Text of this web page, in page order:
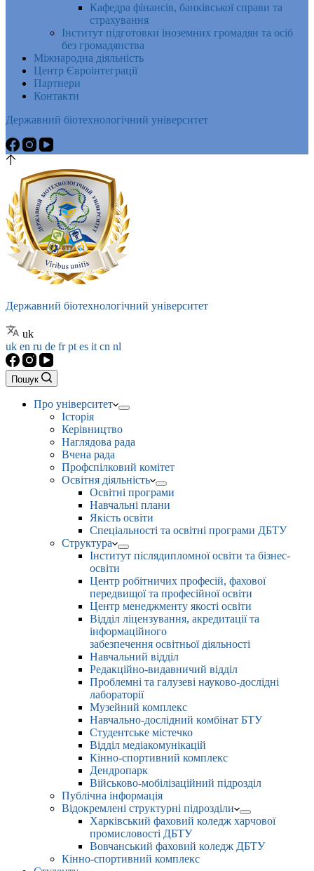
Кафедра фінансів, банківської справи та
страхування
Інститут підготовки іноземних громадян та осіб
без громадянства
Міжнародна діяльність
Центр Євроінтеграції
Партнери
Контакти
Державний біотехнологічний університет
Державний біотехнологічний університет
uk
uk en ru de frpt es it cn nl
Пошук
Про університет
Історія
Керівництво
Наглядова рада
Вчена рада
Профспілковий комітет
Освітня діяльність
Освітні програми
Навчальні плани
Якість освіти
Спеціальності та освітні програми ДБТУ
Структура
Інститут післядипломної освіти та бізнес-
освіти
Центр робітничих професій, фахової
передвищої та професійної освіти
Центр менеджменту якості освіти
Відділ ліцензування, акредитації та
інформаційного
забезпечення освітньої діяльності
Навчальний відділ
Редакційно-видавничий відділ
Проблемні та галузеві науково-дослідні
лабораторії
Музейний комплекс
Навчально-дослідний комбінат БТУ
Студентське містечко
Відділ медіакомунікацій
Кінно-спортивний комплекс
Дендропарк
Військово-мобілізаційний підрозділ
Публічна інформація
Відокремлені структурні підрозділи
Харківський фаховий коледж харчової
промисловості ДБТУ
Вовчанський фаховий коледж ДБТУ
Кінно-спортивний комплекс